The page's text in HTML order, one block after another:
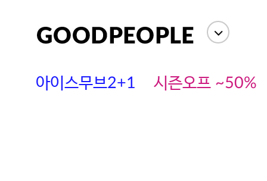
아이스무브2+1 시즌오프 ~50%